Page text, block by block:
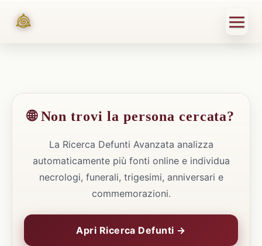
🌐 Non trovi la persona cercata?
La Ricerca Defunti Avanzata analizza
automaticamente più fonti online e individua
necrologi, funerali, trigesimi, anniversari e
commemorazioni.
Apri Ricerca Defunti →